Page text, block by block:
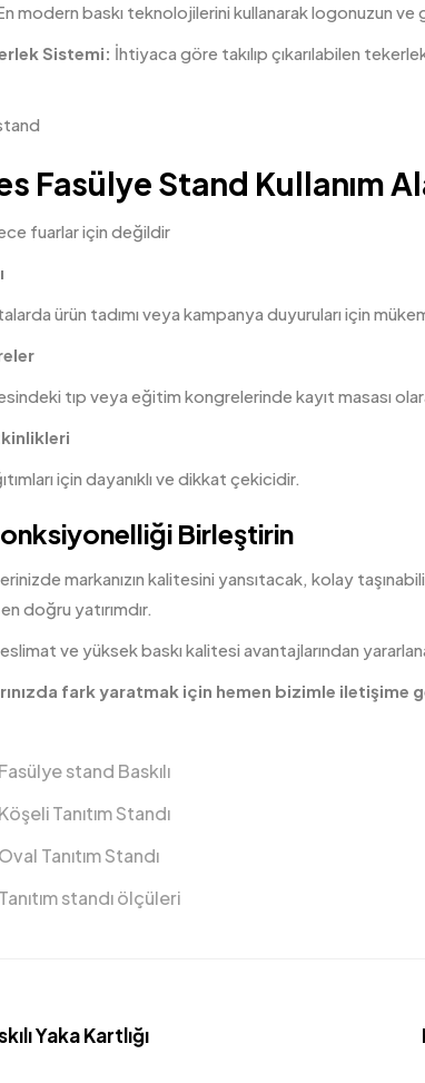
modern baskı teknolojilerini kullanarak logonuzun ve
Sistemi: İhtiyaca göre takılıp çıkarılabilen
Fasülye Stand Kullanım
fuarlar için değildir
ürün tadımı veya kampanya duyuruları için
tıp veya eğitim kongrelerinde kayıt masası
için dayanıklı ve dikkat çekicidir.
Birleştirin
markanızın kalitesini yansıtacak, kolay
en doğru yatırımdır.
teslimat ve yüksek baskı kalitesi avantajlarından
fark yaratmak için hemen bizimle iletişime
stand Baskılı
Tanıtım Standı
Tanıtım Standı
standı ölçüleri
Yaka Kartlığı